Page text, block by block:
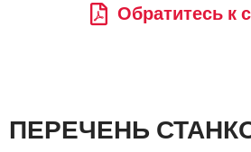
Обратитесь к
ПЕРЕЧЕНЬ